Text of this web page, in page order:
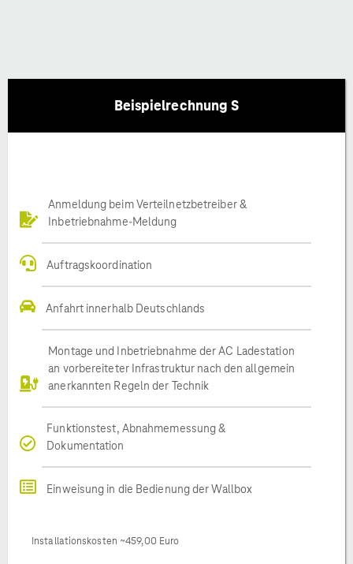
Beispielrechnung S
Anmeldung beim Verteilnetzbetreiber &
Inbetriebnahme-Meldung
Auftragskoordination
Anfahrt innerhalb Deutschlands
Montage und Inbetriebnahme der AC Ladestation
an vorbereiteter Infrastruktur nach den allgemein
anerkannten Regeln der Technik
Funktionstest, Abnahmemessung &
Dokumentation
Einweisung in die Bedienung der Wallbox
Installationskosten ~459,00 Euro